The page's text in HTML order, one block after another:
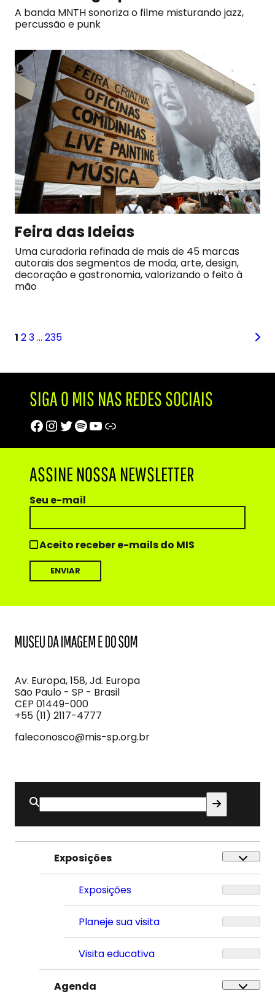
A banda MNTH sonoriza o filme misturando jazz,
percussão e punk
Feira das Ideias
Uma curadoria refinada de mais de 45 marcas
autorais dos segmentos de moda, arte, design,
decoração e gastronomia, valorizando o feito à
mão
1 23… 235
SIGA O MIS NAS REDES SOCIAIS
Facebook
Instagram
Twitter
Spotify
Youtube
Trip Advisor
ASSINE NOSSA NEWSLETTER
Seu e-mail
Aceito receber e-mails do MIS
Imagem
e
do
Som
Av. Europa, 158, Jd. Europa
São Paulo - SP - Brasil
CEP 01449-000
+55 (11) 2117-4777
faleconosco@mis-sp.org.br
Buscar
por:
Exposições
Exposições
Planeje sua visita
Visita educativa
Agenda